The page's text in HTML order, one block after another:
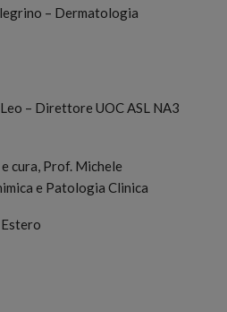
– Dermatologia
– Direttore UOC ASL NA3
cura, Prof. Michele
e Patologia Clinica